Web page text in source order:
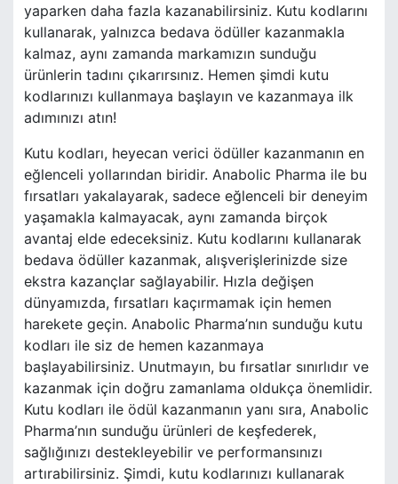
yaparken daha fazla kazanabilirsiniz. Kutu kodlarını
kullanarak, yalnızca bedava ödüller kazanmakla
kalmaz, aynı zamanda markamızın sunduğu
ürünlerin tadını çıkarırsınız. Hemen şimdi kutu
kodlarınızı kullanmaya başlayın ve kazanmaya ilk
adımınızı atın!
Kutu kodları, heyecan verici ödüller kazanmanın en
eğlenceli yollarından biridir. Anabolic Pharma ile bu
fırsatları yakalayarak, sadece eğlenceli bir deneyim
yaşamakla kalmayacak, aynı zamanda birçok
avantaj elde edeceksiniz. Kutu kodlarını kullanarak
bedava ödüller kazanmak, alışverişlerinizde size
ekstra kazançlar sağlayabilir. Hızla değişen
dünyamızda, fırsatları kaçırmamak için hemen
harekete geçin. Anabolic Pharma’nın sunduğu kutu
kodları ile siz de hemen kazanmaya
başlayabilirsiniz. Unutmayın, bu fırsatlar sınırlıdır ve
kazanmak için doğru zamanlama oldukça önemlidir.
Kutu kodları ile ödül kazanmanın yanı sıra, Anabolic
Pharma’nın sunduğu ürünleri de keşfederek,
sağlığınızı destekleyebilir ve performansınızı
artırabilirsiniz. Şimdi, kutu kodlarınızı kullanarak